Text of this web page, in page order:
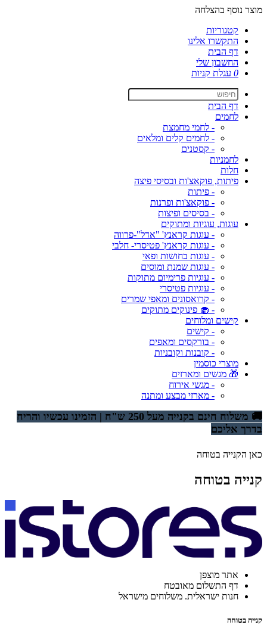
מוצר נוסף בהצלחה
קטגוריות
התקשרו אלינו
דף הבית
החשבון שלי
0 עגלת קניות
דף הבית
לחמים
- לחמי מחמצת
- לחמים קלים ומלאים
- קסטנים
לחמניות
חלות
פיתות, פוקאצ'ות ובסיסי פיצה
- פיתות
- פוקאצ'ות ופרנות
- בסיסים ופיצות
עוגות, עוגיות ומתוקים
- עוגות קראנץ' "אדל"-פרווה
- עוגות קראנץ' פטיסרי- חלבי
- עוגות בחושות ופאי
- עוגות שמנת ומוסים
- עוגיות פרימיום מתוקות
- עוגיות פטיסרי
- קרואסונים ומאפי שמרים
- 🧁 פינוקים מתוקים
קישים ומלוחים
- קישים
- בורקסים ומאפים
- קובנות וקובניות
מוצרי כוסמין
🎁 מגשים ומארזים
- מגשי אירוח
- מארזי מבצע ומתנה
🚚 משלוח חינם בקנייה מעל 250 ש"ח | הזמינו עכשיו והריח
בדרך אליכם
כאן הקנייה בטוחה
קנייה בטוחה
אתר מוצפן
דף התשלום מאובטח
חנות ישראלית. משלוחים מישראל
קנייה בטוחה